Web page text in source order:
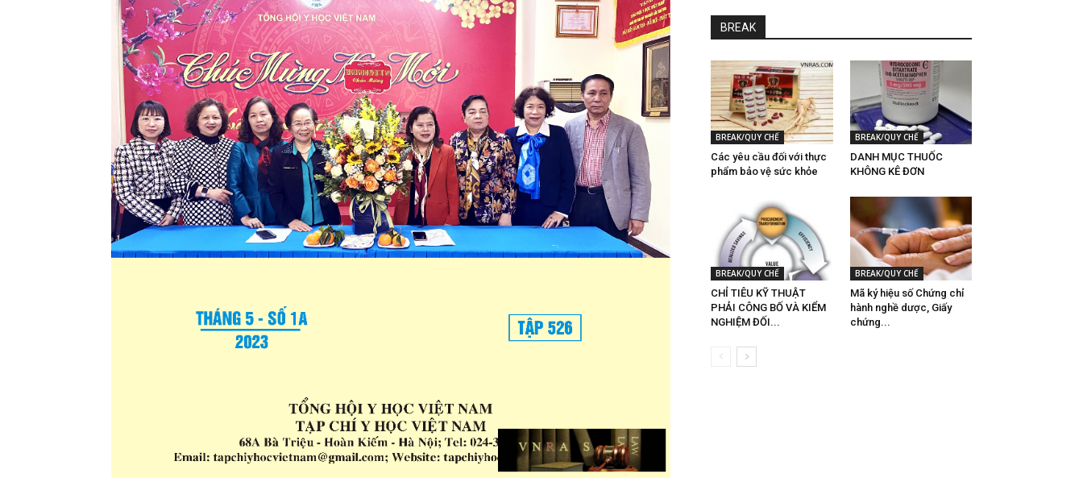
BREAK
BREAK/QUY CHẾ
Các yêu cầu đối với thực
phẩm bảo vệ sức khỏe
BREAK/QUY CHẾ
DANH MỤC THUỐC
KHÔNG KÊ ĐƠN
BREAK/QUY CHẾ
CHỈ TIÊU KỸ THUẬT
PHẢI CÔNG BỐ VÀ KIỂM
NGHIỆM ĐỐI...
BREAK/QUY CHẾ
Mã ký hiệu số Chứng chỉ
hành nghề dược, Giấy
chứng...